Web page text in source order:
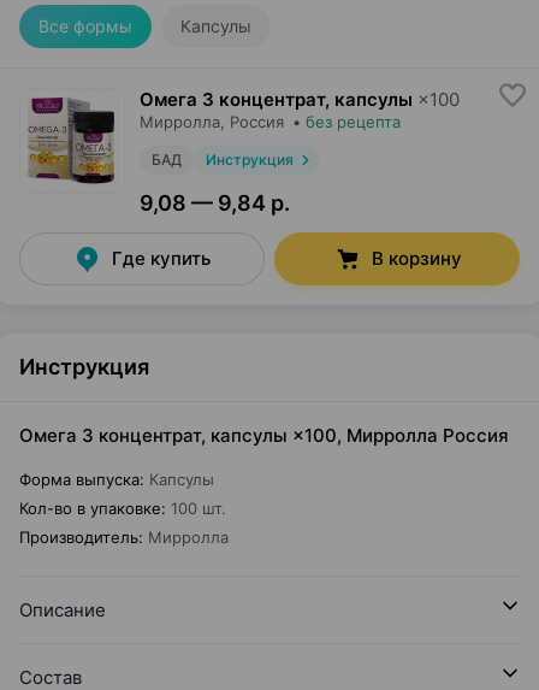
Все формы Капсулы
Омега 3 концентрат, капсулы ×100
Мирролла , Россия • без рецепта
БАД Инструкция
9,08 — 9,84 р.
Где купить В корзину
Инструкция
Омега 3 концентрат, капсулы ×100, Мирролла Россия
Форма выпуска: Капсулы
Кол-во в упаковке: 100 шт.
Производитель: Мирролла
Описание
Состав